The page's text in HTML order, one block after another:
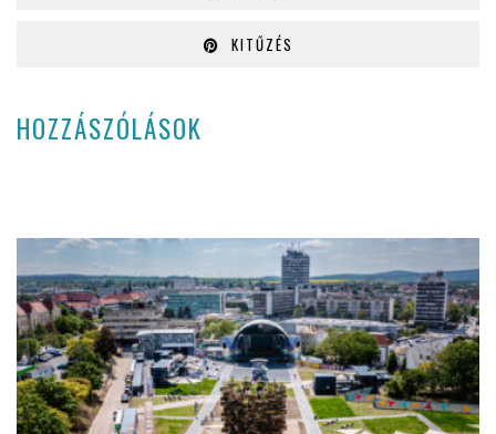
KITŰZÉS
HOZZÁSZÓLÁSOK